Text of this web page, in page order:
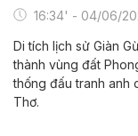
16:34' - 04/06/
Di tích lịch sử Giàn
thành vùng đất
thống đấu tranh anh
Thơ.